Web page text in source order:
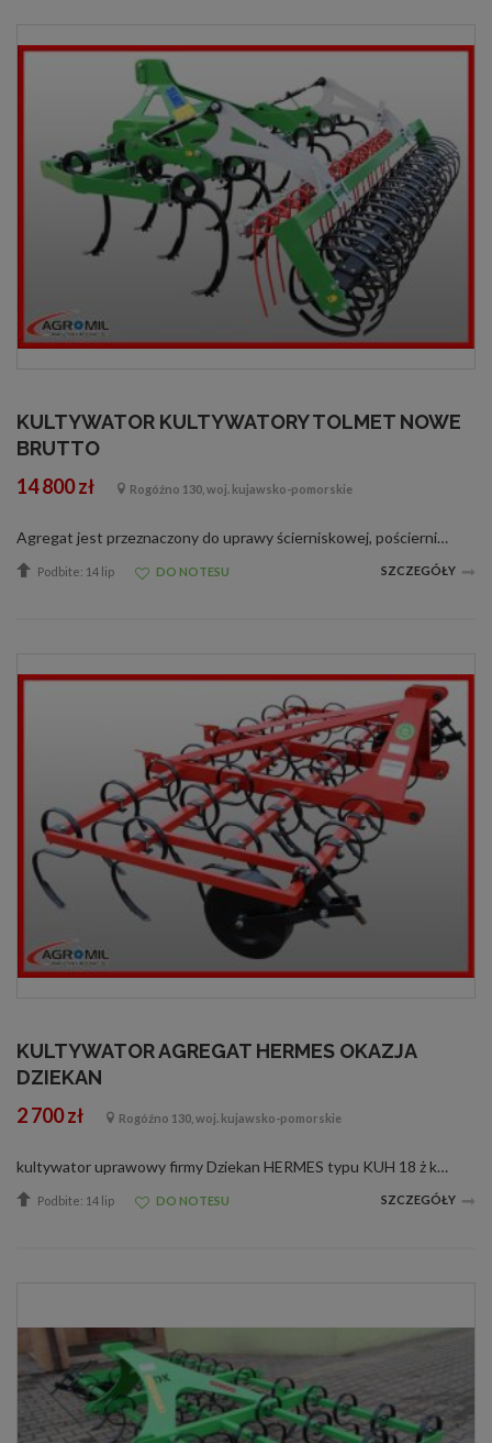
KULTYWATOR KULTYWATORY TOLMET NOWE
BRUTTO
14 800 zł Rogóźno 130, woj. kujawsko-pomorskie
Agregat jest przeznaczony do uprawy ścierniskowej, pościerniskowej oraz uprawy przedsiewnej. Wyposażony jest on w mocne zęby robocze typu NON- STOP o przekroju 25 x 25 mm mocowane na 3- belkowej ramie zakończone redlicą prostą obracalną lub gę...
Podbite: 14 lip DO NOTESU SZCZEGÓŁY
KULTYWATOR AGREGAT HERMES OKAZJA
DZIEKAN
2 700 zł Rogóźno 130, woj. kujawsko-pomorskie
kultywator uprawowy firmy Dziekan HERMES typu KUH 18 ż kultywator uprawowy firmy Dziekan HERMES typu KUH 18 ż
Podbite: 14 lip DO NOTESU SZCZEGÓŁY